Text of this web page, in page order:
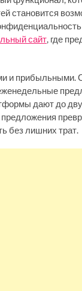
становится
сайт, где
прибыльными.
дают до
без лишних трат.